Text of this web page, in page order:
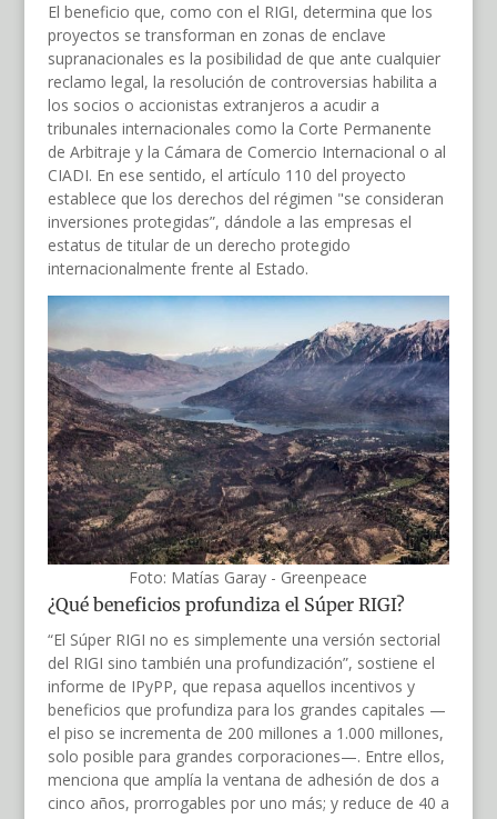
El beneficio que, como con el RIGI, determina que los
proyectos se transforman en zonas de enclave
supranacionales es la posibilidad de que ante cualquier
reclamo legal, la resolución de controversias habilita a
los socios o accionistas extranjeros a acudir a
tribunales internacionales como la Corte Permanente
de Arbitraje y la Cámara de Comercio Internacional o al
CIADI. En ese sentido, el artículo 110 del proyecto
establece que los derechos del régimen "se consideran
inversiones protegidas”, dándole a las empresas el
estatus de titular de un derecho protegido
internacionalmente frente al Estado.
Foto: Matías Garay - Greenpeace
¿Qué beneficios profundiza el Súper RIGI?
“El Súper RIGI no es simplemente una versión sectorial
del RIGI sino también una profundización”, sostiene el
informe de IPyPP, que repasa aquellos incentivos y
beneficios que profundiza para los grandes capitales —
el piso se incrementa de 200 millones a 1.000 millones,
solo posible para grandes corporaciones—. Entre ellos,
menciona que amplía la ventana de adhesión de dos a
cinco años, prorrogables por uno más; y reduce de 40 a